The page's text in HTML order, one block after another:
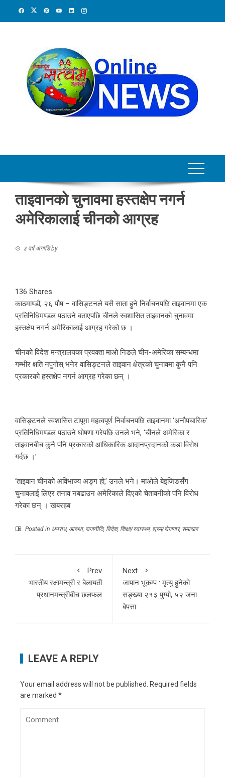
ताइवानको चुनावमा हस्तक्षेप नगर्न
अमेरिकालाई चीनको आग्रह
३ वर्ष अगाडिby
136 Shares
काठमाण्डौ, २६ पौष – वासिङ्टनले यसै साता हुने निर्वाचनपछि ताइवानमा एक
प्रतिनिधिमण्डल पठाउने बताएपछि चीनले स्वशासित ताइवानको चुनावमा
हस्तक्षेप नगर्न अमेरिकालाई आग्रह गरेको छ ।
चीनको विदेश मन्त्रालयका प्रवक्ता माओ निङले चीन-अमेरिका सम्बन्धमा
गम्भीर क्षति नपुगोस् भनेर वासिङ्टनले ताइवान क्षेत्रको चुनावमा कुनै पनि
प्रकारको हस्तक्षेप नगर्न आग्रह गरेका छन् ।
वासिङ्टनले स्वशासित टापूमा महत्वपूर्ण निर्वाचनपछि ताइवानमा ‘अनौपचारिक’
प्रतिनिधिमण्डल पठाउने घोषणा गरेपछि उनले भने, ‘चीनले अमेरिका र
ताइवानबीच कुनै पनि प्रकारको आधिकारिक आदानप्रदानको कडा विरोध
गर्दछ ।’
‘ताइवान चीनको अविभाज्य अङ्ग हो,’ उनले भने। माओले बेइजिङसँग
चुनावलाई लिएर तनाव नबढाउन अमेरिकाले दिएको चेतावनीको पनि विरोध
गरेका छन् । खबरहब
Posted in अपराध, आस्था, राजनीति, विदेश, शिक्षा/स्वास्थ्य, श्रम/रोजगार, समाचार
Prev
भारतीय रक्षामन्त्री र बेलायती
प्रधानमन्त्रीबीच छलफल
Next
जापान भूकम्प : मृत्यु हुनेको
सङ्ख्या २१३ पुग्यो, ५२ जना
बेपत्ता
LEAVE A REPLY
Your email address will not be published. Required fields
are marked *